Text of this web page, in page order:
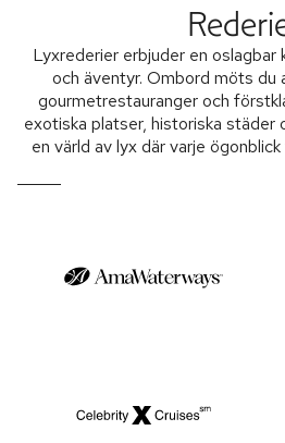
Lyxrederier erbjuder en oslagbar
och äventyr. Ombord möts du
gourmetrestauranger och
exotiska platser, historiska städer
en värld av lyx där varje